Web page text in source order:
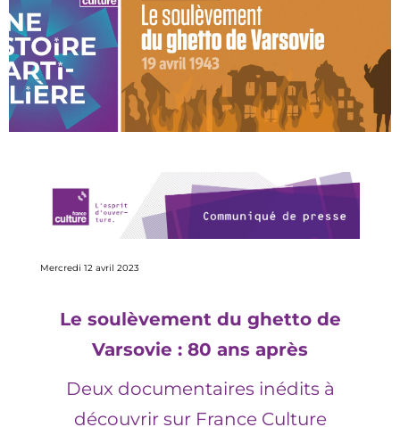
Mercredi 12 avril 2023
Le soulèvementdu ghetto de
Varsovie : 80 ans après
Deux documentaires inédits à
découvrir sur France Culture